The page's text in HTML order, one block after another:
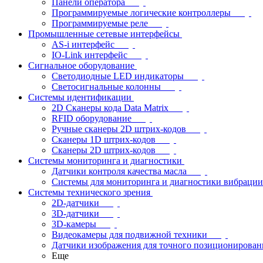
Панели оператора
Программируемые логические контроллеры
Программируемые реле
Промышленные сетевые интерфейсы
AS-i интерфейс
IO-Link интерфейс
Сигнальное оборудование
Светодиодные LED индикаторы
Светосигнальные колонны
Системы идентификации
2D Сканеры кода Data Matrix
RFID оборудование
Ручные сканеры 2D штрих-кодов
Сканеры 1D штрих-кодов
Сканеры 2D штрих-кодов
Системы мониторинга и диагностики
Датчики контроля качества масла
Системы для мониторинга и диагностики вибрации
Системы технического зрения
2D-датчики
3D-датчики
3D-камеры
Видеокамеры для подвижной техники
Датчики изображения для точного
Еще